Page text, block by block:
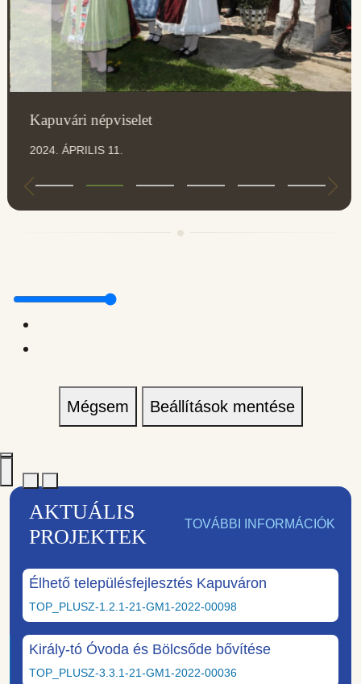
Kapuvári népviselet
2024. ÁPRILIS 11.
Mégsem Beállítások mentése
AKTUÁLIS
PROJEKTEK
TOVÁBBI INFORMÁCIÓK
Élhető településfejlesztés Kapuváron
TOP_PLUSZ-1.2.1-21-GM1-2022-00098
Király-tó Óvoda és Bölcsőde bővítése
TOP_PLUSZ-3.3.1-21-GM1-2022-00036